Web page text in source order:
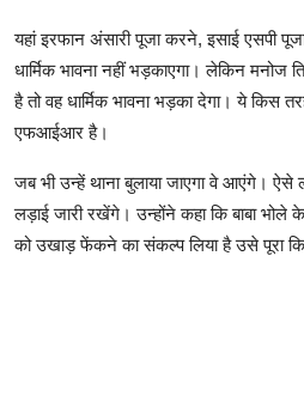
यहां इरफान अंसारी पूजा करने, इसाई एसपी
धार्मिक भावना नहीं भड़काएगा। लेकिन मनोज
है तो वह धार्मिक भावना भड़का देगा। ये किस
एफआईआर है।
जब भी उन्हें थाना बुलाया जाएगा वे आएंगे।
लड़ाई जारी रखेंगे। उन्होंने कहा कि बाबा
को उखाड़ फेंकने का संकल्प लिया है उसे पूरा